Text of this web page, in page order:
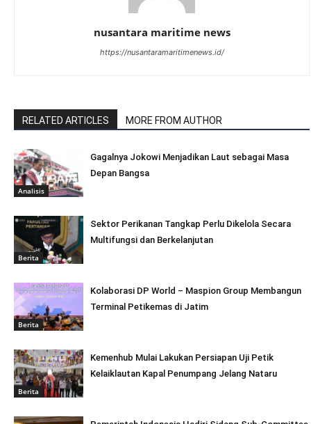
nusantara maritime news
https://nusantaramaritimenews.id/
RELATED ARTICLES MORE FROM AUTHOR
Analisis
Gagalnya Jokowi Menjadikan Laut sebagai Masa
Depan Bangsa
Berita
Sektor Perikanan Tangkap Perlu Dikelola Secara
Multifungsi dan Berkelanjutan
Berita
Kolaborasi DP World – Maspion Group Membangun
Terminal Petikemas di Jatim
Berita
Kemenhub Mulai Lakukan Persiapan Uji Petik
Kelaiklautan Kapal Penumpang Jelang Nataru